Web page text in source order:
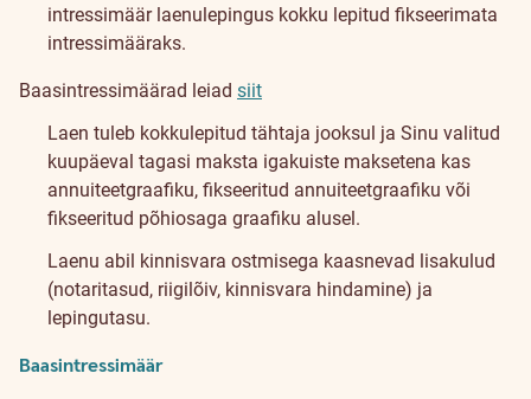
intressimäär laenulepingus kokku lepitud fikseerimata
intressimääraks.
Baasintressimäärad leiad siit
Laen tuleb kokkulepitud tähtaja jooksul ja Sinu valitud
kuupäeval tagasi maksta igakuiste maksetena kas
annuiteetgraafiku, fikseeritud annuiteetgraafiku või
fikseeritud põhiosaga graafiku alusel.
Laenu abil kinnisvara ostmisega kaasnevad lisakulud
(notaritasud, riigilõiv, kinnisvara hindamine) ja
lepingutasu.
Baasintressimäär